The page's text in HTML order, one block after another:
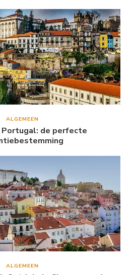
ALGEMEEN
de perfecte
ALGEMEEN